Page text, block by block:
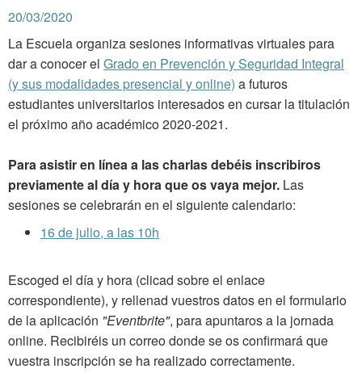
20/03/2020
La Escuela organiza sesiones informativas virtuales para
dar a conocer el Grado en Prevención y Seguridad Integral
(y sus modalidades presencial y online) a futuros
estudiantes universitarios interesados en cursar la titulación
el próximo año académico 2020-2021.
Para asistir en línea a las charlas debéis inscribiros
previamente al día y hora que os vaya mejor. Las
sesiones se celebrarán en el siguiente calendario:
16 de julio, a las 10h
Escoged el día y hora (clicad sobre el enlace
correspondiente), y rellenad vuestros datos en el formulario
de la aplicación "Eventbrite", para apuntaros a la jornada
online. Recibiréis un correo donde se os confirmará que
vuestra inscripción se ha realizado correctamente.